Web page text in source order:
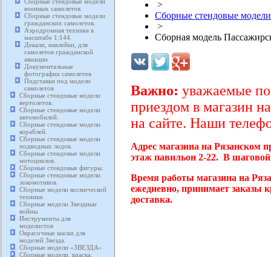
военных самолетов.
Сборные стендовые модели
гражданских самолетов.
Аэродромная техника в
масштабе 1:144.
Декали, наклейки, для
самолетов гражданской
авиации
Документальные
фотографии самолетов
Подставки под модели
самолетов
Сборные стендовые модели
вертолетов.
Сборные стендовые модели
автомобилей.
Сборные стендовые модели
кораблей.
Сборные стендовые модели
подводных лодок.
Сборные стендовые модели
мотоциклов.
Сборные стендовые фигуры.
Сборные стендовые модели
локомотивов.
Сборные модели космической
техники
Сборные модели Звездные
войны
Инструменты для
моделистов
Окрасочные маски для
моделей Звезда.
Сборные модели «ЗВЕЗДА»
Сборные модели, краска,
>
Сборные стендовые
>
Сборная модель
Важно: уважаемые
приездом в магазин
на сайте. Наши
Адрес магазина на Рязанском
этаж павильон 2-22. В
Время работы магазина на
ежедневно, принимает заказы
доставка.